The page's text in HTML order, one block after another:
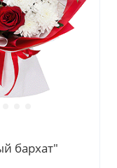
бархат"